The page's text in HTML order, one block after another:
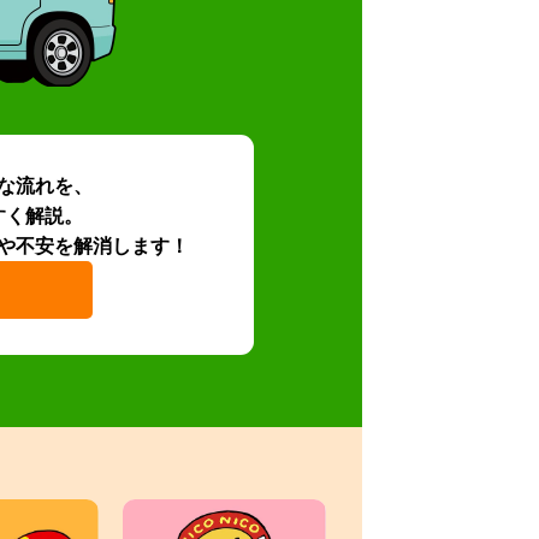
流れを、
解説。
不安を解消します！